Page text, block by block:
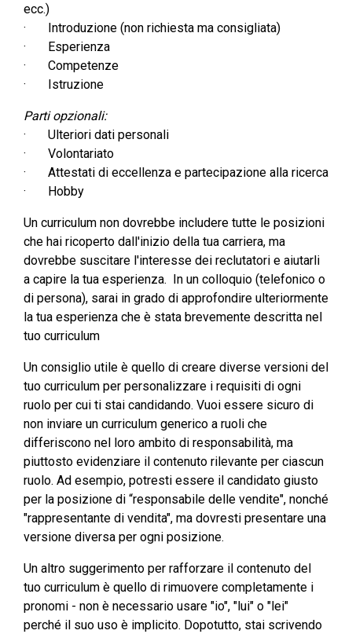
ecc.)
· Introduzione (non richiesta ma consigliata)
· Esperienza
· Competenze
· Istruzione
Parti opzionali:
· Ulteriori dati personali
· Volontariato
· Attestati di eccellenza e partecipazione alla ricerca
· Hobby
Un curriculum non dovrebbe includere tutte le posizioni
che hai ricoperto dall'inizio della tua carriera, ma
dovrebbe suscitare l'interesse dei reclutatori e aiutarli
a capire la tua esperienza. In un colloquio (telefonico o
di persona), sarai in grado di approfondire ulteriormente
la tua esperienza che è stata brevemente descritta nel
tuo curriculum
Un consiglio utile è quello di creare diverse versioni del
tuo curriculum per personalizzare i requisiti di ogni
ruolo per cui ti stai candidando. Vuoi essere sicuro di
non inviare un curriculum generico a ruoli che
differiscono nel loro ambito di responsabilità, ma
piuttosto evidenziare il contenuto rilevante per ciascun
ruolo. Ad esempio, potresti essere il candidato giusto
per la posizione di “responsabile delle vendite", nonché
"rappresentante di vendita", ma dovresti presentare una
versione diversa per ogni posizione.
Un altro suggerimento per rafforzare il contenuto del
tuo curriculum è quello di rimuovere completamente i
pronomi - non è necessario usare "io", "lui" o "lei"
perché il suo uso è implicito. Dopotutto, stai scrivendo